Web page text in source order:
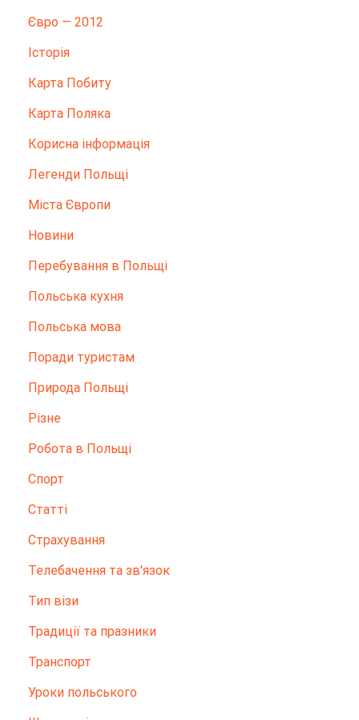
Євро — 2012
Історія
Карта Побиту
Карта Поляка
Корисна інформація
Легенди Польщі
Міста Європи
Новини
Перебування в Польщі
Польська кухня
Польська мова
Поради туристам
Природа Польщі
Різне
Робота в Польщі
Спорт
Статті
Страхування
Телебачення та зв'язок
Тип візи
Традиції та празники
Транспорт
Уроки польського